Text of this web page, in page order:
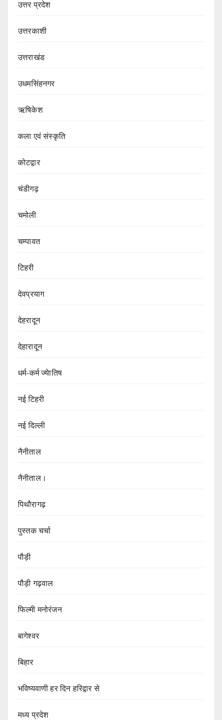
उत्तर प्रदेश
उत्तरकाशी
उत्तराखंड
उधमसिंहनगर
ऋषिकेश
कला एवं संस्कृति
कोटद्वार
चंडीगढ़
चमोली
चम्पावत
टिहरी
देवप्रयाग
देहरादून
देहारादून
धर्म-कर्म ज्येातिष
नई टिहरी
नई दिल्ली
नैनीताल
नैनीताल।
पिथौरागढ़
पुस्तक चर्चा
पौड़ी
पौड़ी गढ़वाल
फिल्मी मनोरंजन
बागेश्वर
बिहार
भविष्यवाणी हर दिन हरिद्वार से
मध्य प्रदेश